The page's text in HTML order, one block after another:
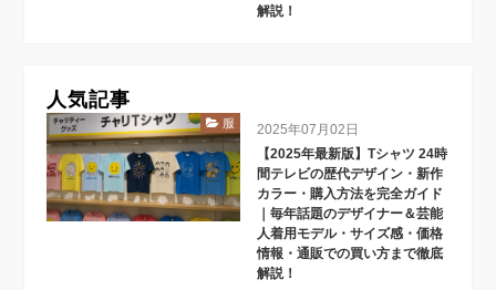
解説！
人気記事
服
2025年07月02日
【2025年最新版】Tシャツ 24時
間テレビの歴代デザイン・新作
カラー・購入方法を完全ガイド
｜毎年話題のデザイナー＆芸能
人着用モデル・サイズ感・価格
情報・通販での買い方まで徹底
解説！